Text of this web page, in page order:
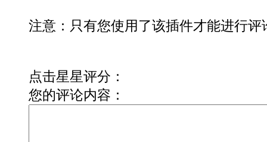
注意：只有您使用了该插件才能进行评
点击星星评分：
您的评论内容：